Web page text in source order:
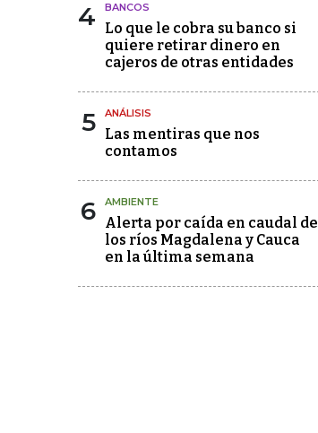
4 BANCOS
Lo que le cobra su banco si
quiere retirar dinero en
cajeros de otras entidades
5 ANÁLISIS
Las mentiras que nos
contamos
6 AMBIENTE
Alerta por caída en caudal de
los ríos Magdalena y Cauca
en la última semana